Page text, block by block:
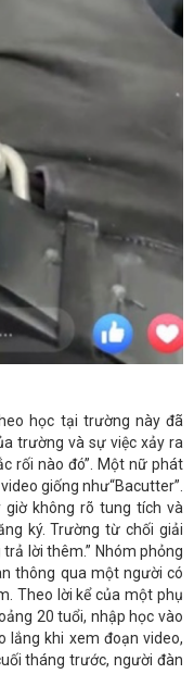
học tại trường này đã
trường và sự việc xảy ra
rối nào đó”. Một nữ phát
giống như“Bacutter”.
không rõ tung tích và
ký. Trường từ chối giải
lời thêm.” Nhóm phỏng
thông qua một người có
Theo lời kể của một phụ
20 tuổi, nhập học vào
lắng khi xem đoạn video,
tháng trước, người đàn